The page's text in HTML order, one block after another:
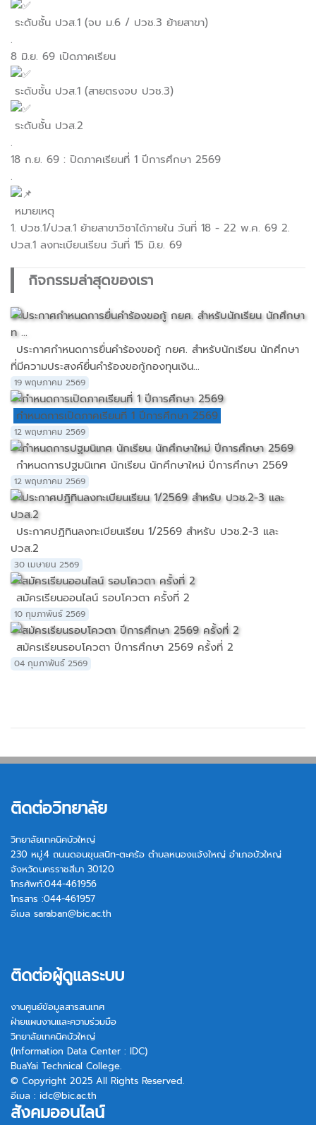
ระดับชั้น ปวส.1 (จบ ม.6 / ปวช.3 ย้ายสาขา)
.
8 มิ.ย. 69 เปิดภาคเรียน
ระดับชั้น ปวส.1 (สายตรงจบ ปวช.3)
ระดับชั้น ปวส.2
.
18 ก.ย. 69 : ปิดภาคเรียนที่ 1 ปีการศึกษา 2569
.
หมายเหตุ
1. ปวช.1/ปวส.1 ย้ายสาขาวิชาได้ภายใน วันที่ 18 - 22 พ.ค. 69 2.
ปวส.1 ลงทะเบียนเรียน วันที่ 15 มิ.ย. 69
กิจกรรมล่าสุดของเรา
ประกาศกำหนดการยื่นคำร้องขอกู้ กยศ. สำหรับนักเรียน นักศึกษา
ที่มีความประสงค์ยื่นคำร้องขอกู้กองทุนเงิน...
19 พฤษภาคม 2569
กำหนดการเปิดภาคเรียนที่ 1 ปีการศึกษา 2569
12 พฤษภาคม 2569
กำหนดการปฐมนิเทศ นักเรียน นักศึกษาใหม่ ปีการศึกษา 2569
12 พฤษภาคม 2569
ประกาศปฏิทินลงทะเบียนเรียน 1/2569 สำหรับ ปวช.2-3 และ
ปวส.2
30 เมษายน 2569
สมัครเรียนออนไลน์ รอบโควตา ครั้งที่ 2
10 กุมภาพันธ์ 2569
สมัครเรียนรอบโควตา ปีการศึกษา 2569 ครั้งที่ 2
04 กุมภาพันธ์ 2569
ติดต่อวิทยาลัย
วิทยาลัยเทคนิคบัวใหญ่
230 หมู่.4 ถนนดอนขุนสนิท-ตะคร้อ ตำบลหนองแจ้งใหญ่ อำเภอบัวใหญ่
จังหวัดนครราชสีมา 30120
โทรศัพท์:044-461956
โทรสาร :044-461957
อีเมล saraban@bic.ac.th
ติดต่อผู้ดูแลระบบ
งานศูนย์ข้อมูลสารสนเทศ
ฝ่ายแผนงานและความร่วมมือ
วิทยาลัยเทคนิคบัวใหญ่
(Information Data Center : IDC)
BuaYai Technical College.
© Copyright 2025 All Rights Reserved.
อีเมล : idc@bic.ac.th
สังคมออนไลน์